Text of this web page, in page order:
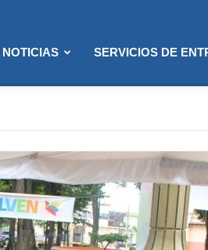
NOTICIAS SERVICIOS DE